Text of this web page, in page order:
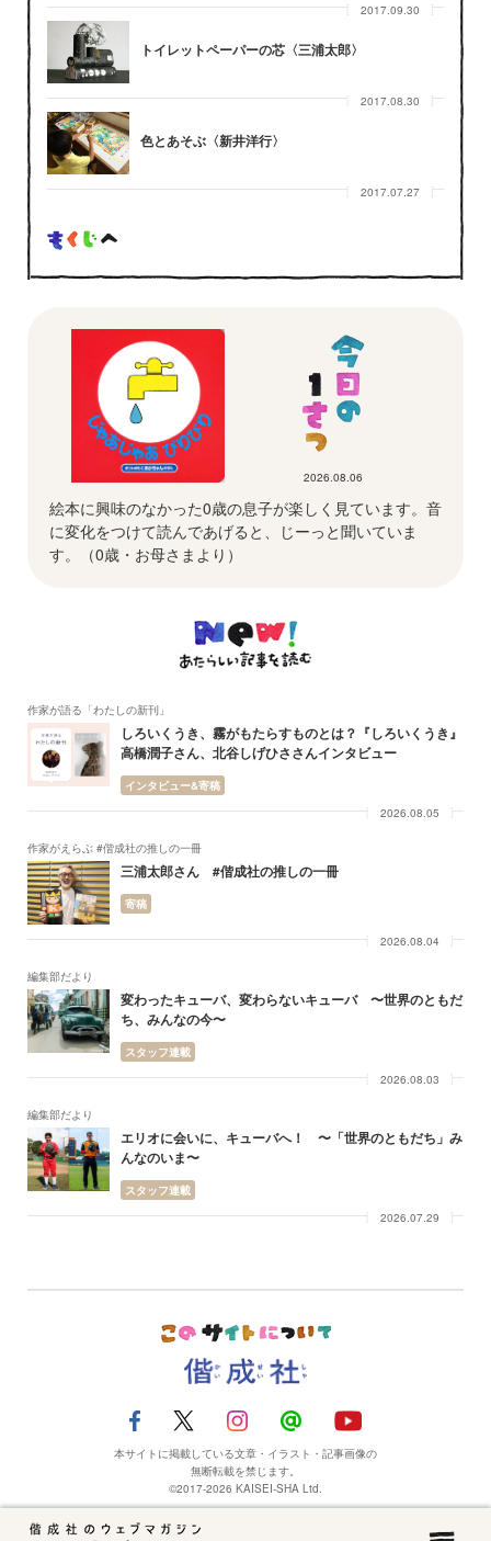
2017.09.30
トイレットペーパーの芯〈三浦太郎〉
2017.08.30
色とあそぶ〈新井洋行〉
2017.07.27
2026.08.06
絵本に興味のなかった0歳の息子が楽しく見ています。音
に変化をつけて読んであげると、じーっと聞いていま
す。（0歳・お母さまより）
作家が語る「わたしの新刊」
しろいくうき、霧がもたらすものとは？『しろいくうき』
高橋潤子さん、北谷しげひささんインタビュー
インタビュー&寄稿
2026.08.05
作家がえらぶ #偕成社の推しの一冊
三浦太郎さん #偕成社の推しの一冊
寄稿
2026.08.04
編集部だより
変わったキューバ、変わらないキューバ 〜世界のともだ
ち、みんなの今〜
スタッフ連載
2026.08.03
編集部だより
エリオに会いに、キューバへ！ 〜「世界のともだち」み
んなのいま〜
スタッフ連載
2026.07.29
本サイトに掲載している文章・イラスト・記事画像の
無断転載を禁じます。
©2017-2026 KAISEI-SHA Ltd.